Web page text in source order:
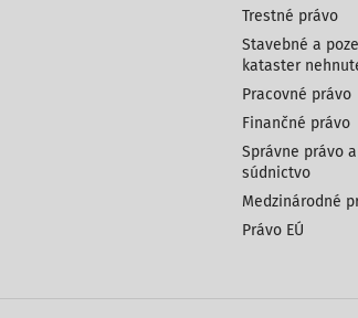
Trestné právo
Stavebné a
kataster
Pracovné právo
Finančné právo
Správne právo
súdnictvo
Medzinárodné
Právo EÚ